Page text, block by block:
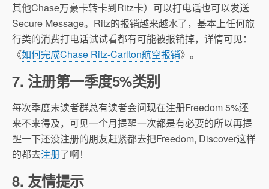
其他Chase万豪卡转卡到Ritz卡）可以打电话也可以发送
Secure Message。Ritz的报销越来越水了，基本上任何旅
行类的消费打电话试试看都有可能被报销掉，详情可见：
《如何完成Chase Ritz-Carlton航空报销》。
7. 注册第一季度5%类别
每次季度末读者群总有读者会问现在注册Freedom 5%还
来不来得及，可见一个月提醒一次都是有必要的所以再提
醒一下还没注册的朋友赶紧都去把Freedom, Discover这样
的都去注册了啊！
8. 友情提示